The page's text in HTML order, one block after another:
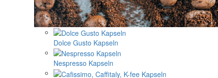
Dolce Gusto Kapseln
Nespresso Kapseln